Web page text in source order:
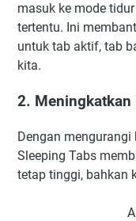
masuk ke mode
tertentu. Ini
untuk tab aktif, tab
kita.
2. Meningkatkan
Dengan
Sleeping Tabs
tetap tinggi, bahkan